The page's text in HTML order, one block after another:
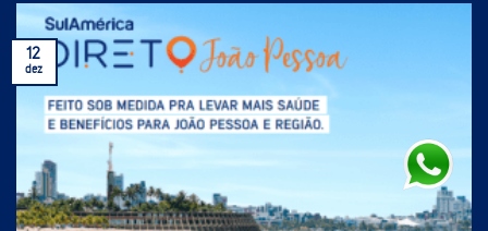
12
dez